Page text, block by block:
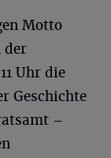
Motto
der
Uhr die
Geschichte
–